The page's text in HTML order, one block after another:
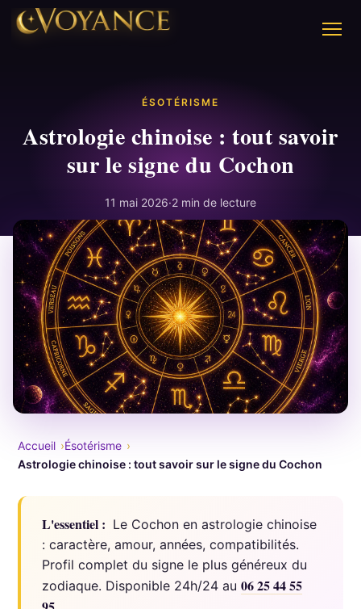
ÉSOTÉRISME
Astrologie chinoise : tout savoir
sur le signe du Cochon
11 mai 2026·2 min de lecture
Accueil
Ésotérisme
Astrologie chinoise : tout savoir sur le signe du Cochon
L'essentiel : Le Cochon en astrologie chinoise
: caractère, amour, années, compatibilités.
Profil complet du signe le plus généreux du
zodiaque. Disponible 24h/24 au 06 25 44 55